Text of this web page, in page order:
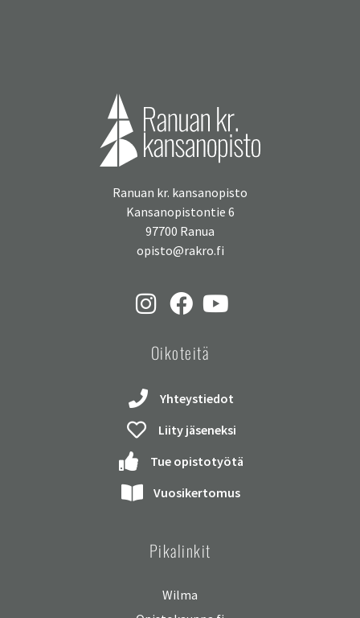
Ranuan kr. kansanopisto
Kansanopistontie 6
97700 Ranua
opisto@rakro.fi
Oikoteitä
Yhteystiedot
Liity jäseneksi
Tue opistotyötä
Vuosikertomus
Pikalinkit
Wilma